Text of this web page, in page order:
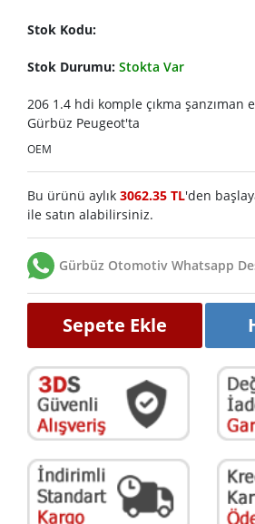
Stok Kodu:
Stok Durumu: Stokta Var
206 1.4 hdi komple çıkma şanzıman
Gürbüz Peugeot'ta
OEM
Bu ürünü aylık 3062.35 TL'den
ile satın alabilirsiniz.
Gürbüz Otomotiv Whatsapp
Sepete Ekle